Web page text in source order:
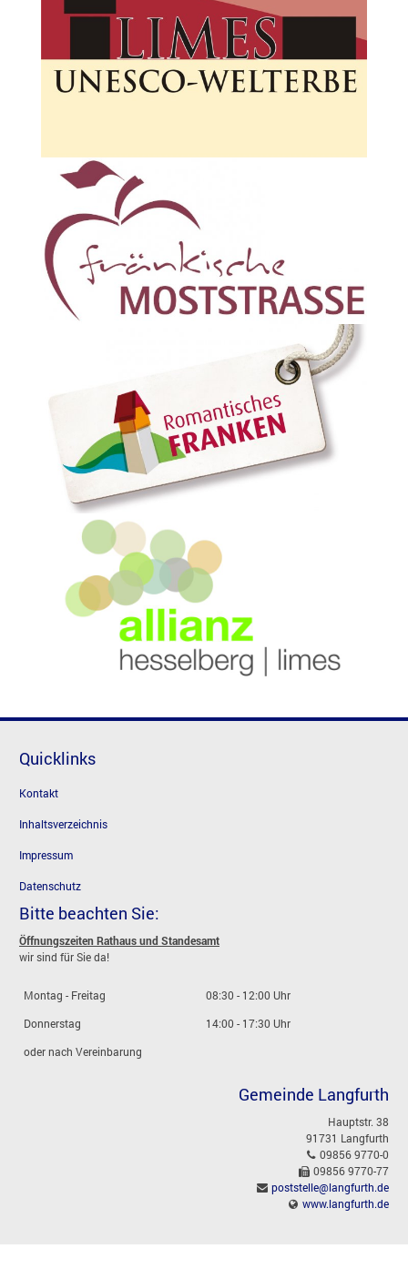
Quicklinks
Kontakt
Inhaltsverzeichnis
Impressum
Datenschutz
Bitte beachten Sie:
Öffnungszeiten Rathaus und Standesamt
wir sind für Sie da!
Montag - Freitag
08:30 - 12:00 Uhr
Donnerstag
14:00 - 17:30 Uhr
oder nach Vereinbarung
Gemeinde Langfurth
Hauptstr. 38
91731 Langfurth
09856 9770-0
09856 9770-77
poststelle@langfurth.de
www.langfurth.de